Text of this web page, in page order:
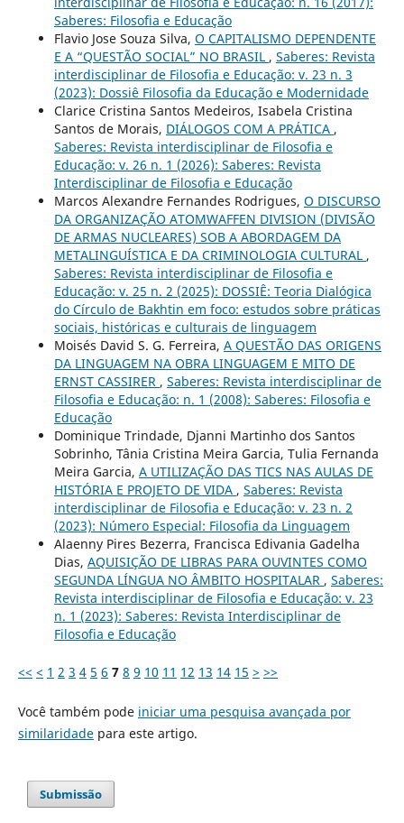
Saberes: Filosofia e Educação
Flavio Jose Souza Silva, O CAPITALISMO DEPENDENTE
E A “QUESTÃO SOCIAL” NO BRASIL , Saberes: Revista
interdisciplinar de Filosofia e Educação: v. 23 n. 3
(2023): Dossiê Filosofia da Educação e Modernidade
Clarice Cristina Santos Medeiros, Isabela Cristina
Santos de Morais, DIÁLOGOS COM A PRÁTICA ,
Saberes: Revista interdisciplinar de Filosofia e
Educação: v. 26 n. 1 (2026): Saberes: Revista
Interdisciplinar de Filosofia e Educação
Marcos Alexandre Fernandes Rodrigues, O DISCURSO
DA ORGANIZAÇÃO ATOMWAFFEN DIVISION (DIVISÃO
DE ARMAS NUCLEARES) SOB A ABORDAGEM DA
METALINGUÍSTICA E DA CRIMINOLOGIA CULTURAL ,
Saberes: Revista interdisciplinar de Filosofia e
Educação: v. 25 n. 2 (2025): DOSSIÊ: Teoria Dialógica
do Círculo de Bakhtin em foco: estudos sobre práticas
sociais, históricas e culturais de linguagem
Moisés David S. G. Ferreira, A QUESTÃO DAS ORIGENS
DA LINGUAGEM NA OBRA LINGUAGEM E MITO DE
ERNST CASSIRER , Saberes: Revista interdisciplinar de
Filosofia e Educação: n. 1 (2008): Saberes: Filosofia e
Educação
Dominique Trindade, Djanni Martinho dos Santos
Sobrinho, Tânia Cristina Meira Garcia, Tulia Fernanda
Meira Garcia, A UTILIZAÇÃO DAS TICS NAS AULAS DE
HISTÓRIA E PROJETO DE VIDA , Saberes: Revista
interdisciplinar de Filosofia e Educação: v. 23 n. 2
(2023): Número Especial: Filosofia da Linguagem
Alaenny Pires Bezerra, Francisca Edivania Gadelha
Dias, AQUISIÇÃO DE LIBRAS PARA OUVINTES COMO
SEGUNDA LÍNGUA NO ÂMBITO HOSPITALAR , Saberes:
Revista interdisciplinar de Filosofia e Educação: v. 23
n. 1 (2023): Saberes: Revista Interdisciplinar de
Filosofia e Educação
<< < 1 2 3 4 5 6 7 8 9 10 11 12 13 14 15 > >>
Você também pode iniciar uma pesquisa avançada por
similaridadepara este artigo.
Submissão